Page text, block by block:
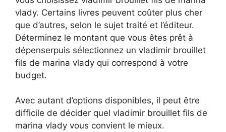
vlady. Certains livres peuvent coûter plus cher
que d’autres, selon le sujet traité et l’éditeur.
Déterminez le montant que vous êtes prêt à
dépenserpuis sélectionnez un vladimir brouillet
fils de marina vlady qui correspond à votre
budget.
Avec autant d’options disponibles, il peut être
difficile de décider quel vladimir brouillet fils de
marina vlady vous convient le mieux.